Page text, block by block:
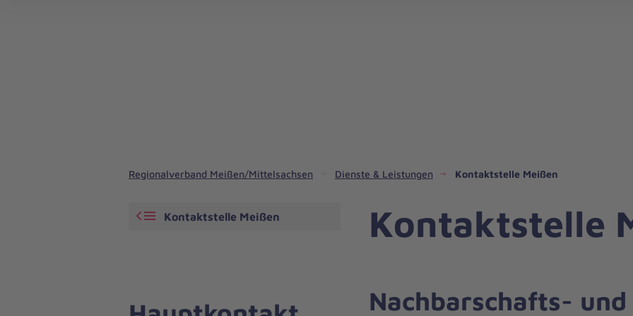
Regionalverband Meißen/Mittelsachsen Dienste & Leistungen Kontaktstelle Meißen
Kontaktstelle
Nachbarschafts- und
Kontaktstelle Meißen